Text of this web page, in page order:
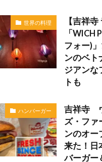
世界の料理
【吉祥寺
「WICH
フォー)
ンのベト
ジアンな
トも
ハンバーガー
吉祥寺
ズ・ファ
ンのオー
来た！日
バーガー